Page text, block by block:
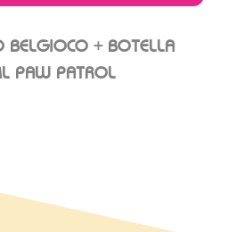
BELGIOCO + BOTELLA
PAW PATROL